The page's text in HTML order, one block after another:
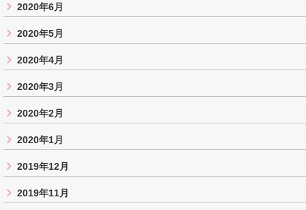
2020年6月
2020年5月
2020年4月
2020年3月
2020年2月
2020年1月
2019年12月
2019年11月